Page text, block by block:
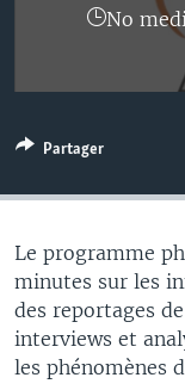
No
Partager
Le programme
minutes sur les
des reportages
interviews et
les phénomènes